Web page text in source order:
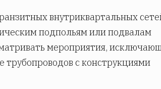
внутриквартальных
подпольям или подвалам
мероприятия,
трубопроводов с конструкциями